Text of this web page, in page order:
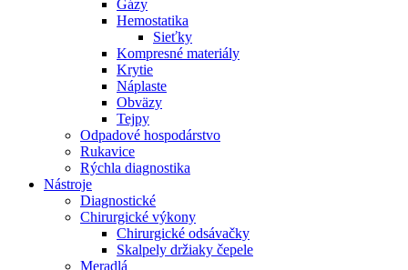
Gázy
Hemostatika
Sieťky
Kompresné materiály
Krytie
Náplaste
Obväzy
Tejpy
Odpadové hospodárstvo
Rukavice
Rýchla diagnostika
Nástroje
Diagnostické
Chirurgické výkony
Chirurgické odsávačky
Skalpely držiaky čepele
Meradlá